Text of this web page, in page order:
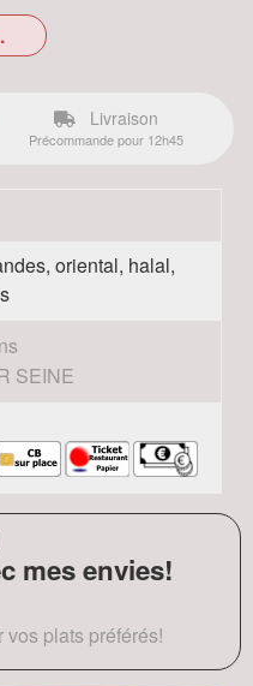
Livraison
Précommande pour 12h45
oriental, halal,
SEINE
mes envies!
plats préférés!